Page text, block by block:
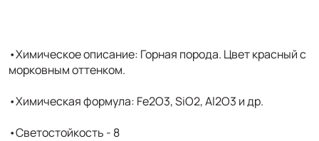
•Химическое описание: Горная порода. Цвет красный с
морковным оттенком.
•Химическая формула: Fe2O3, SiO2, Al2O3 и др.
•Светостойкость - 8